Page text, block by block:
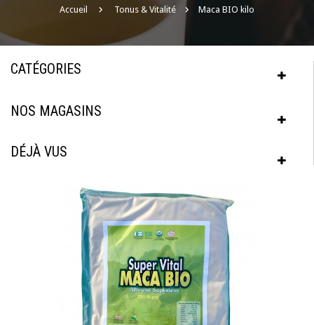
Accueil Tonus & Vitalité Maca BIO kilo
CATÉGORIES
NOS MAGASINS
DÉJÀ VUS